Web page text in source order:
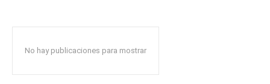
No hay publicaciones para mostrar